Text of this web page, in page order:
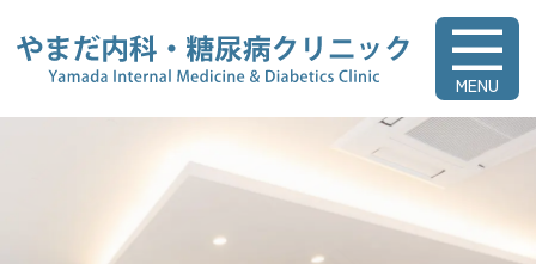
やまだ内科・